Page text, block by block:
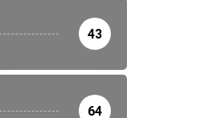
43
64